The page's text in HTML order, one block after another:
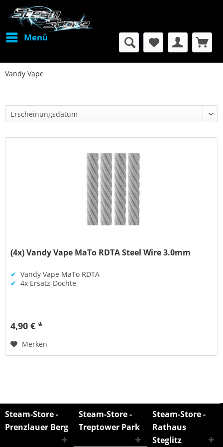
Menü
Vandy Vape
(4x) Vandy Vape MaTo RDTA Steel Wire 3.0mm
✔ Vandy Vape MaTo RDTA
✔ 4x Ersatz-Dochte
4,90 € *
Merken
Steam-Store -
Prenzlauer Berg
Steam-Store -
Treptower Park
Steam-Store -
Rathaus
Steglitz